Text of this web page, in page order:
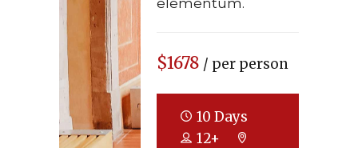
$1678 / per person
10 Days
12+